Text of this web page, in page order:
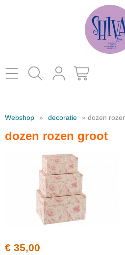
catalogus
juwelen en parfums
schoenen
handtassen en portefeuilles
Webshop » decoratie » dozen
dozen rozen groot
€ 35,00